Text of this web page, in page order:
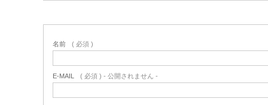
名前 ( 必須 )
E-MAIL ( 必須 ) - 公開されません -